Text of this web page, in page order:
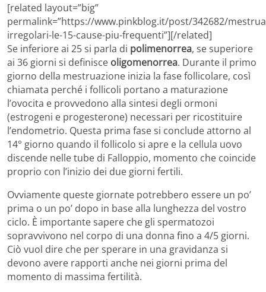
[related layout=”big”
permalink=”https://www.pinkblog.it/post/342682/
irregolari-le-15-cause-piu-frequenti”][/related]
Se inferiore ai 25 si parla di polimenorrea, se superiore
ai 36 giorni si definisce oligomenorrea. Durante il primo
giorno della mestruazione inizia la fase follicolare, così
chiamata perché i follicoli portano a maturazione
l’ovocita e provvedono alla sintesi degli ormoni
(estrogeni e progesterone) necessari per ricostituire
l’endometrio. Questa prima fase si conclude attorno al
14° giorno quando il follicolo si apre e la cellula uovo
discende nelle tube di Falloppio, momento che coincide
proprio con l’inizio dei due giorni fertili.
Ovviamente queste giornate potrebbero essere un po’
prima o un po’ dopo in base alla lunghezza del vostro
ciclo. È importante sapere che gli spermatozoi
sopravvivono nel corpo di una donna fino a 4/5 giorni.
Ciò vuol dire che per sperare in una gravidanza si
devono avere rapporti anche nei giorni prima del
momento di massima fertilità.